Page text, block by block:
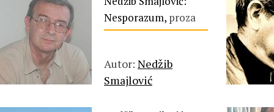
Nesporazum, proza
Autor: Nedžib
Smajlović